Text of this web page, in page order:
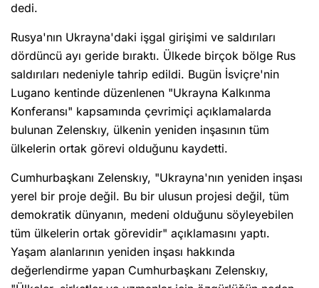
dedi.
Rusya'nın Ukrayna'daki işgal girişimi ve saldırıları
dördüncü ayı geride bıraktı. Ülkede birçok bölge Rus
saldırıları nedeniyle tahrip edildi. Bugün İsviçre'nin
Lugano kentinde düzenlenen "Ukrayna Kalkınma
Konferansı" kapsamında çevrimiçi açıklamalarda
bulunan Zelenskıy, ülkenin yeniden inşasının tüm
ülkelerin ortak görevi olduğunu kaydetti.
Cumhurbaşkanı Zelenskıy, "Ukrayna'nın yeniden inşası
yerel bir proje değil. Bu bir ulusun projesi değil, tüm
demokratik dünyanın, medeni olduğunu söyleyebilen
tüm ülkelerin ortak görevidir" açıklamasını yaptı.
Yaşam alanlarının yeniden inşası hakkında
değerlendirme yapan Cumhurbaşkanı Zelenskıy,